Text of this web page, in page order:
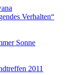
Verhalten“
Sonne
2011